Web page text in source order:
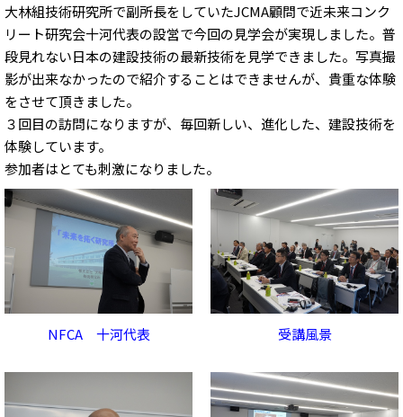
大林組技術研究所で副所長をしていたJCMA顧問で近未来コンク
リート研究会十河代表の設営で今回の見学会が実現しました。普
段見れない日本の建設技術の最新技術を見学できました。写真撮
影が出来なかったので紹介することはできませんが、貴重な体験
をさせて頂きました。
３回目の訪問になりますが、毎回新しい、進化した、建設技術を
体験しています。
参加者はとても刺激になりました。
NFCA 十河代表 受講風景